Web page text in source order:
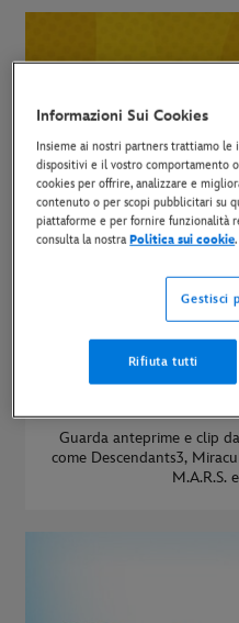
Guarda i video
Guarda anteprime e clip
come Descendants3,
M.A.R.S.
Informazioni Sui Cookies
Insieme ai nostri partners trattiamo le
dispositivi e il vostro comportamento
cookies per offrire, analizzare e
contenuto o per scopi pubblicitari su
piattaforme e per fornire funzionalità
consulta la nostraPolitica sui cookie.
Gestisci
Rifiuta tutti